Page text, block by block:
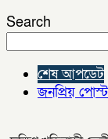
Search
শেষ আপডেট
জনপ্রিয় পোস্ট